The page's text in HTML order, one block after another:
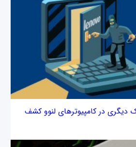
دیگری در کامپیوترهای لنوو کشف